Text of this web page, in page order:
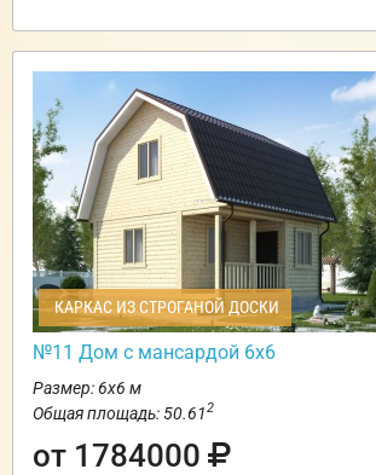
КАРКАС ИЗ СТРОГАНОЙ ДОСКИ
№11 Дом с мансардой 6х6
Размер: 6х6 м
Общая площадь: 50.612
от 1784000